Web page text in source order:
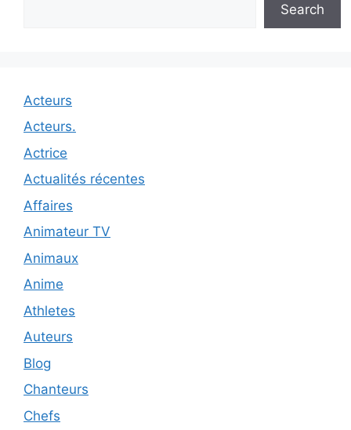
Search
Acteurs
Acteurs.
Actrice
Actualités récentes
Affaires
Animateur TV
Animaux
Anime
Athletes
Auteurs
Blog
Chanteurs
Chefs